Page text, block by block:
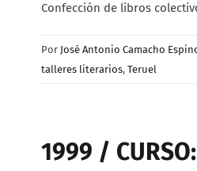
Confección de libros
Por José Antonio Camacho
talleres literarios, Teruel
1999 /